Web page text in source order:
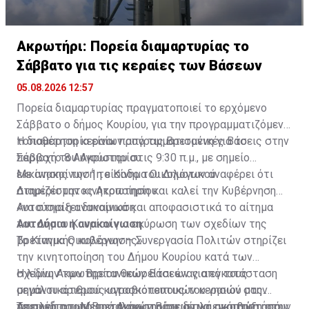
Ακρωτήρι: Πορεία διαμαρτυρίας το
Σάββατο για τις κεραίες των Βάσεων
05.08.2026 12:57
Πορεία διαμαρτυρίας πραγματοποιεί το ερχόμενο
Σάββατο ο δήμος Κουρίου, για την προγραμματιζόμενη
τοποθέτηση κεραίων από τις Βρετανικές Βάσεις στην
περιοχή του Ακρωτηρίου.
Η διαμαρτυρία είναι προγραμματισμένη για το
Σάββατο 8 Αυγούστου στις 9:30 π.μ., με σημείο
εκκίνησης την 1η είσοδο του Δημοτικού
Διαμερίσματος Ακρωτηρίου.
Με ανακοίνωσή το Κίνημα Οικολόγων αναφέρει ότι
στηρίζει την κινητοποίηση και καλεί την Κυβέρνηση
«να στηρίξει δυναμικά και αποφασιστικά το αίτημα
του Δήμου Κουρίου για ακύρωση των σχεδίων της
βρετανικής κυβέρνησης».
Αυτούσια η ανακοίνωση
Αυτούσια η ανακοίνωση
Το Κίνημα Οικολόγων – Συνεργασία Πολιτών στηρίζει
την κινητοποίηση του Δήμου Κουρίου κατά των
σχεδίων των Βρετανικών Βάσεων για εγκατάσταση
μεγάλου αριθμού κατασκοπευτικών κεραιών στην
Η λίμνη Ακρωτηρίου θεωρείται ένας από τους
σημαντικότερους υγροβιότοπους του νησιού μας.